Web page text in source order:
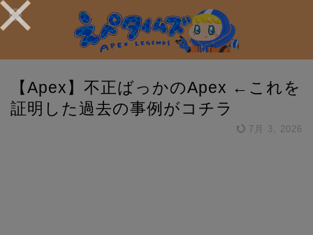
【Apex】不正ばっかのApex ←これを
証明した過去の事例がコチラ
7月 3, 2026